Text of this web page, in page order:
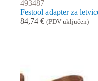
493487
Festool adapter za
84,74 € (PDV uključen)